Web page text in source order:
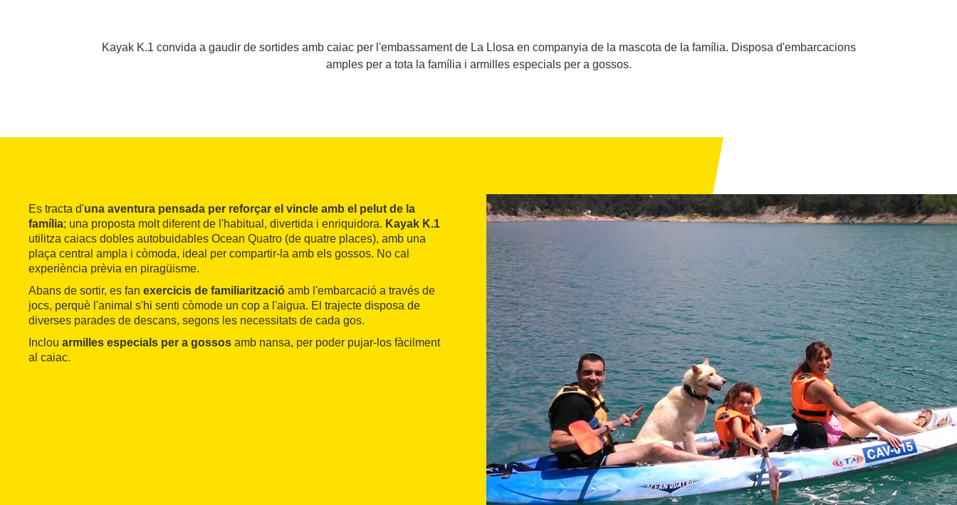
Kayak K.1 convida a gaudir de sortides amb caiac per l'embassament de La Llosa en companyia de la mascota de la família. Disposa d'embarcacions
amples per a tota la família i armilles especials per a gossos.
Es tracta d'una aventura pensada per reforçar el vincle amb el pelut de la
família; una proposta molt diferent de l'habitual, divertida i enriquidora. Kayak K.1
utilitza caiacs dobles autobuidables Ocean Quatro (de quatre places), amb una
plaça central ampla i còmoda, ideal per compartir-la amb els gossos. No cal
experiència prèvia en piragüisme.
Abans de sortir, es fan exercicis de familiarització amb l'embarcació a través de
jocs, perquè l'animal s'hi senti còmode un cop a l'aigua. El trajecte disposa de
diverses parades de descans, segons les necessitats de cada gos.
Inclou armilles especials per a gossos amb nansa, per poder pujar-los fàcilment
al caiac.